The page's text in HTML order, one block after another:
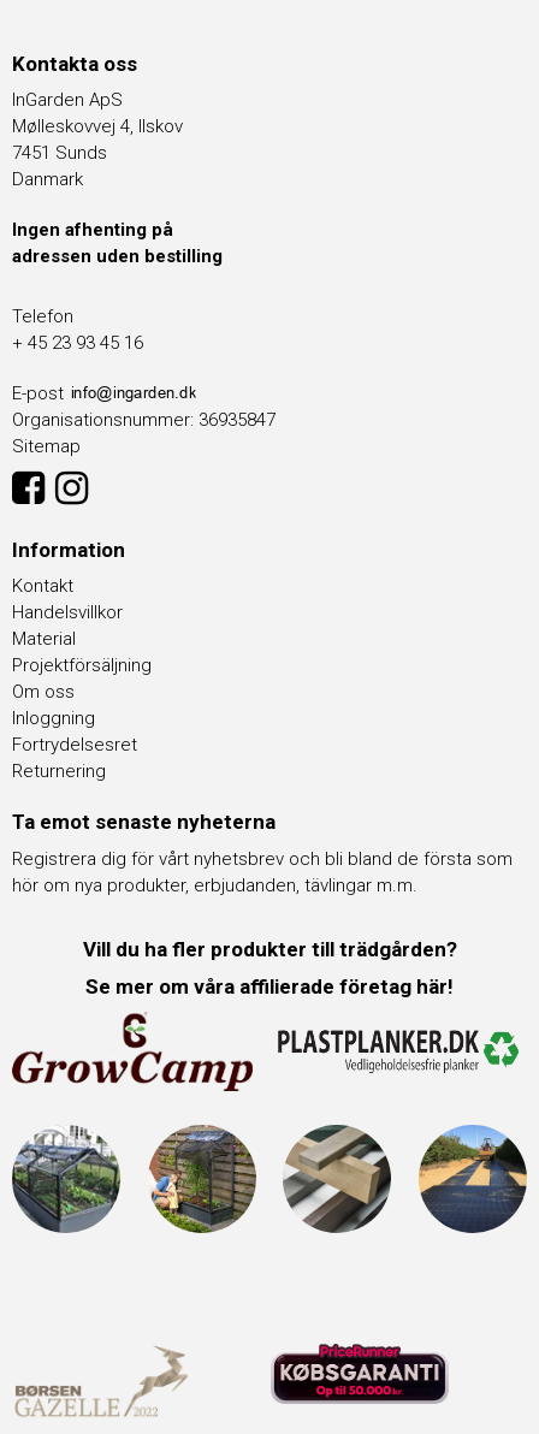
Kontakta oss
InGarden ApS
Mølleskovvej 4, Ilskov
7451 Sunds
Danmark
Ingen afhenting på
adressen uden bestilling
Telefon
+ 45 23 93 45 16
E-post
Organisationsnummer: 36935847
Sitemap
Information
Kontakt
Handelsvillkor
Material
Projektförsäljning
Om oss
Inloggning
Fortrydelsesret
Returnering
Ta emot senaste nyheterna
Registrera dig för vårt nyhetsbrev och bli bland de första som
hör om nya produkter, erbjudanden, tävlingar m.m.
Vill du ha fler produkter till trädgården?
Se mer om våra affilierade företag här!